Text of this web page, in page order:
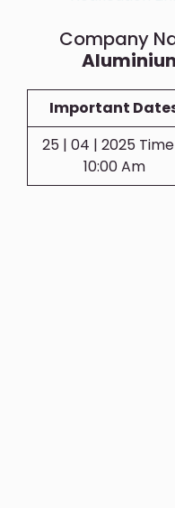
Company
Important
25 | 04 | 2025
10:00 Am